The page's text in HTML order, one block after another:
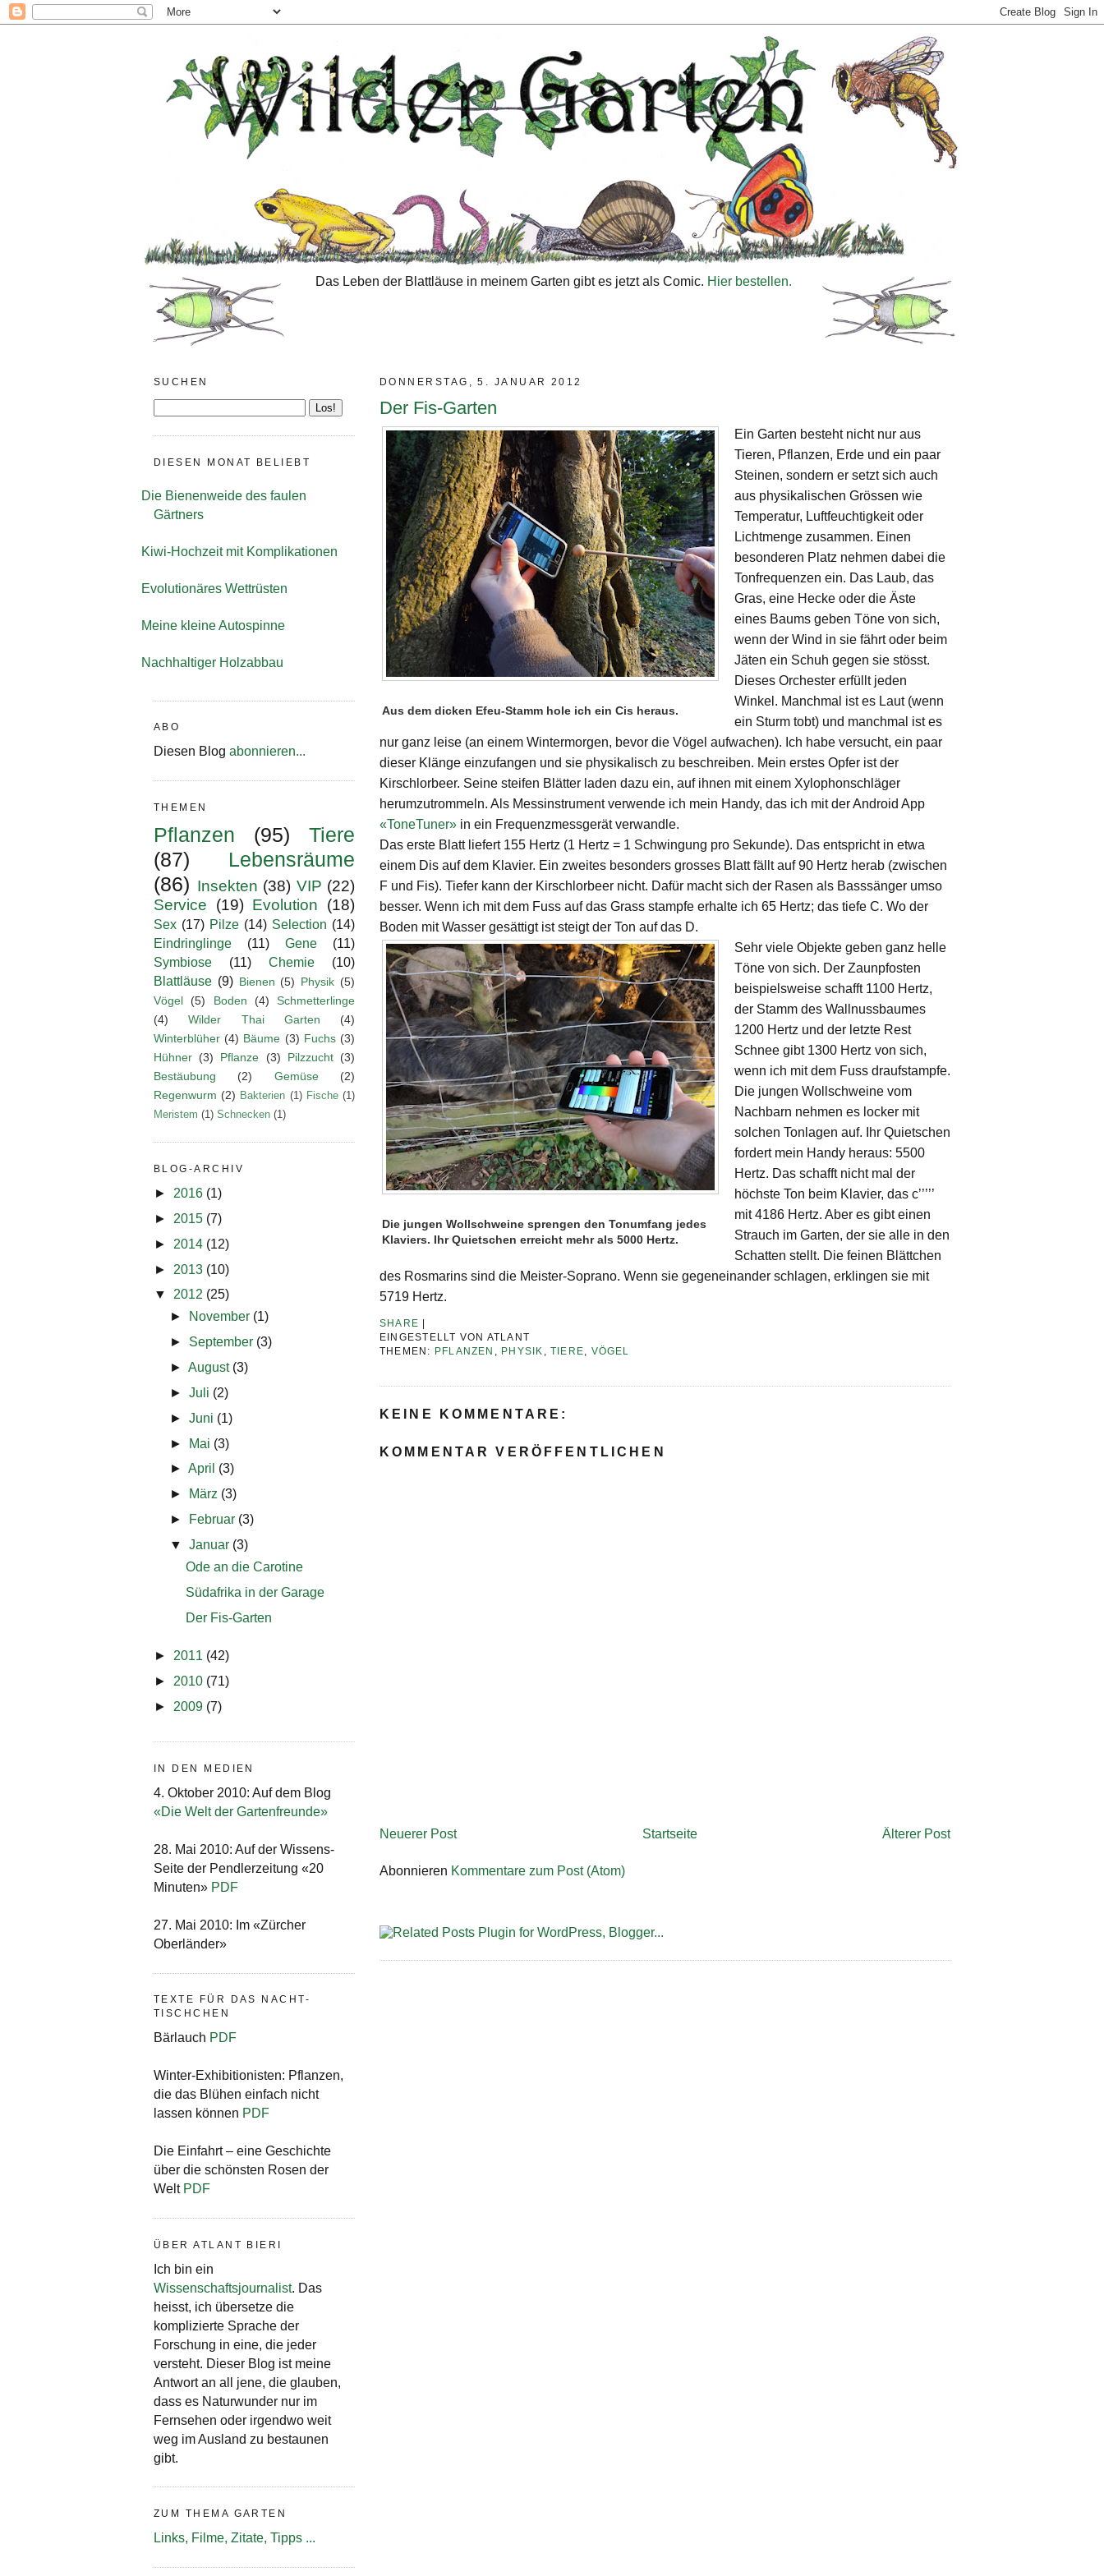
Das Leben der Blattläuse in meinem Garten gibt es jetzt als Comic. Hier bestellen.
DONNERSTAG, 5. JANUAR 2012
Der Fis-Garten
Aus dem dicken Efeu-Stamm hole ich ein Cis heraus.
Ein Garten besteht nicht nur aus
Tieren, Pflanzen, Erde und ein paar
Steinen, sondern er setzt sich auch
aus physikalischen Grössen wie
Temperatur, Luftfeuchtigkeit oder
Lichtmenge zusammen. Einen
besonderen Platz nehmen dabei die
Tonfrequenzen ein. Das Laub, das
Gras, eine Hecke oder die Äste
eines Baums geben Töne von sich,
wenn der Wind in sie fährt oder beim
Jäten ein Schuh gegen sie stösst.
Dieses Orchester erfüllt jeden
Winkel. Manchmal ist es Laut (wenn
ein Sturm tobt) und manchmal ist es
nur ganz leise (an einem Wintermorgen, bevor die Vögel aufwachen). Ich habe versucht, ein paar
dieser Klänge einzufangen und sie physikalisch zu beschreiben. Mein erstes Opfer ist der
Kirschlorbeer. Seine steifen Blätter laden dazu ein, auf ihnen mit einem Xylophonschläger
herumzutrommeln. Als Messinstrument verwende ich mein Handy, das ich mit der Android App
«ToneTuner» in ein Frequenzmessgerät verwandle.
Das erste Blatt liefert 155 Hertz (1 Hertz = 1 Schwingung pro Sekunde). Das entspricht in etwa
einem Dis auf dem Klavier. Ein zweites besonders grosses Blatt fällt auf 90 Hertz herab (zwischen
F und Fis). Tiefer kann der Kirschlorbeer nicht. Dafür macht sich der Rasen als Basssänger umso
besser. Wenn ich mit dem Fuss auf das Grass stampfe erhalte ich 65 Hertz; das tiefe C. Wo der
Boden mit Wasser gesättigt ist steigt der Ton auf das D.
Die jungen Wollschweine sprengen den Tonumfang jedes
Klaviers. Ihr Quietschen erreicht mehr als 5000 Hertz.
Sehr viele Objekte geben ganz helle
Töne von sich. Der Zaunpfosten
beispielsweise schafft 1100 Hertz,
der Stamm des Wallnussbaumes
1200 Hertz und der letzte Rest
Schnee gibt 1300 Hertz von sich,
wenn ich mit dem Fuss draufstampfe.
Die jungen Wollschweine vom
Nachbarn nehmen es locker mit
solchen Tonlagen auf. Ihr Quietschen
fordert mein Handy heraus: 5500
Hertz. Das schafft nicht mal der
höchste Ton beim Klavier, das c’’’’’
mit 4186 Hertz. Aber es gibt einen
Strauch im Garten, der sie alle in den
Schatten stellt. Die feinen Blättchen
des Rosmarins sind die Meister-Soprano. Wenn sie gegeneinander schlagen, erklingen sie mit
5719 Hertz.
SHARE
EINGESTELLT VON ATLANT
THEMEN: PFLANZEN , PHYSIK , TIERE, VÖGEL
KEINE KOMMENTARE:
KOMMENTAR VERÖFFENTLICHEN
Neuerer Post Älterer Post
Startseite
Abonnieren Kommentare zum Post (Atom)
SUCHEN
DIESEN MONAT BELIEBT
Die Bienenweide des faulen
Gärtners
Kiwi-Hochzeit mit Komplikationen
Evolutionäres Wettrüsten
Meine kleine Autospinne
Nachhaltiger Holzabbau
ABO
Diesen Blog abonnieren...
THEMEN
Pflanzen (95)
Tiere
(87)
Lebensräume
(86) Insekten (38) VIP (22)
Service
(19) Evolution (18)
Sex (17) Pilze (14) Selection (14)
Eindringlinge
(11) Gene
(11)
Symbiose
(11) Chemie
(10)
Blattläuse (9) Bienen (5) Physik (5)
Vögel
(5) Boden (4)
Schmetterlinge
(4)
Wilder Thai Garten
(4)
Winterblüher (4) Bäume (3) Fuchs (3)
Hühner (3) Pflanze (3) Pilzzucht (3)
Bestäubung
(2) Gemüse
(2)
Regenwurm (2) Bakterien (1) Fische (1)
Meristem (1) Schnecken (1)
BLOG-ARCHIV
► 2016 (1)
► 2015 (7)
► 2014 (12)
► 2013 (10)
▼ 2012 (25)
►
November (1)
► September (3)
► August (3)
► Juli (2)
► Juni (1)
►
Mai (3)
► April (3)
►
März (3)
►
Februar (3)
▼ Januar (3)
Ode an die Carotine
Südafrika in der Garage
Der Fis-Garten
► 2011 (42)
► 2010 (71)
► 2009 (7)
IN DEN MEDIEN
4. Oktober 2010: Auf dem Blog
«Die Welt der Gartenfreunde»
28. Mai 2010: Auf der Wissens-
Seite der Pendlerzeitung «20
Minuten» PDF
27. Mai 2010: Im «Zürcher
Oberländer»
TEXTE FÜR DAS NACHT-
TISCHCHEN
Bärlauch PDF
Winter-Exhibitionisten: Pflanzen,
die das Blühen einfach nicht
lassen können PDF
Die Einfahrt – eine Geschichte
über die schönsten Rosen der
Welt PDF
ÜBER ATLANT BIERI
Ich bin ein
Wissenschaftsjournalist. Das
heisst, ich übersetze die
komplizierte Sprache der
Forschung in eine, die jeder
versteht. Dieser Blog ist meine
Antwort an all jene, die glauben,
dass es Naturwunder nur im
Fernsehen oder irgendwo weit
weg im Ausland zu bestaunen
gibt.
ZUM THEMA GARTEN
Links, Filme, Zitate, Tipps ...